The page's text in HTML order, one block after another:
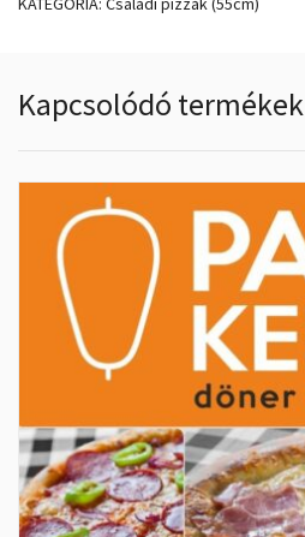
Kapcsolódó termékek